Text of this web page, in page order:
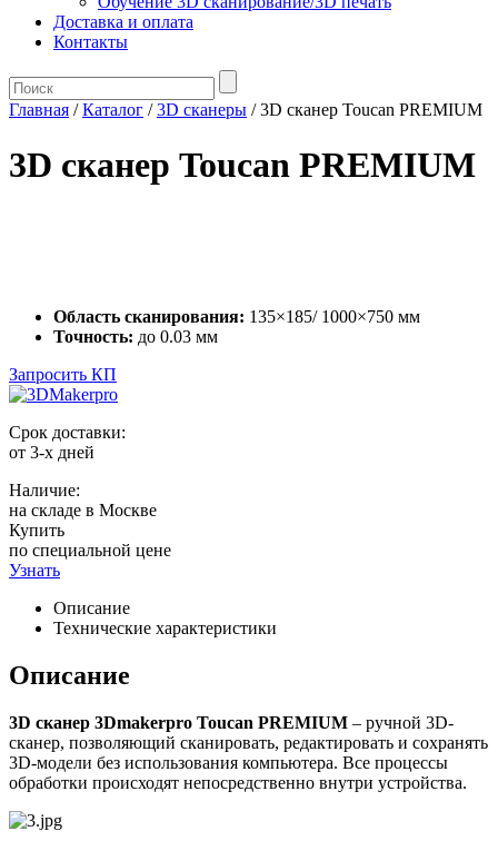
Доставка и оплата
Контакты
Главная /Каталог /3D сканеры / 3D сканер Toucan PREMIUM
3D сканер Toucan PREMIUM
Область сканирования: 135×185/ 1000×750 мм
Точность: до 0.03 мм
Запросить КП
Срок доставки:
от 3-х дней
Наличие:
на складе в Москве
Купить
по специальной цене
Узнать
Описание
Технические характеристики
Описание
3D сканер 3Dmakerpro Toucan PREMIUM – ручной 3D-
сканер, позволяющий сканировать, редактировать и сохранять
3D-модели без использования компьютера. Все процессы
обработки происходят непосредственно внутри устройства.